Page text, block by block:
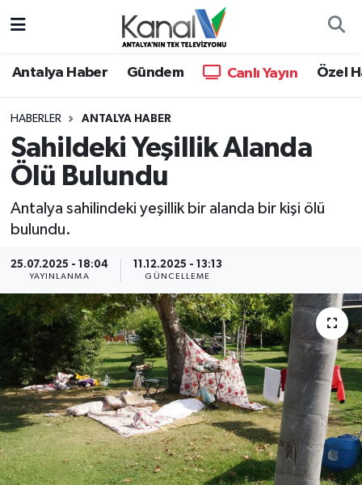
Antalya Haber Gündem Canlı Yayın Özel
HABERLER ANTALYA HABER
Sahildeki Yeşillik Alanda
Ölü Bulundu
Antalya sahilindeki yeşillik bir alanda bir kişi ölü
bulundu.
25.07.2025 - 18:04
YAYINLANMA
11.12.2025 - 13:13
GÜNCELLEME
Antalya Haber
Dünya
Eğitim
Ekonomi
Gündem
Günün Manşetleri
Haber Kuşakları
Haberler
KANALV Spor
Kültür Sanat
Hava Durumu
Trafik Durumu
Süper Lig Puan Durumu ve Fikstür
Tüm Manşetler
Son Dakika Haberleri
Haber Arşivi